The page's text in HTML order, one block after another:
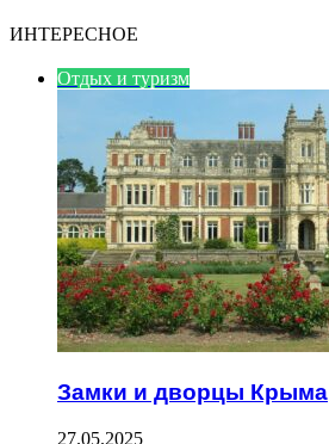
ИНТЕРЕСНОЕ
Отдых и туризм
Замки и дворцы Крыма
27.05.2025